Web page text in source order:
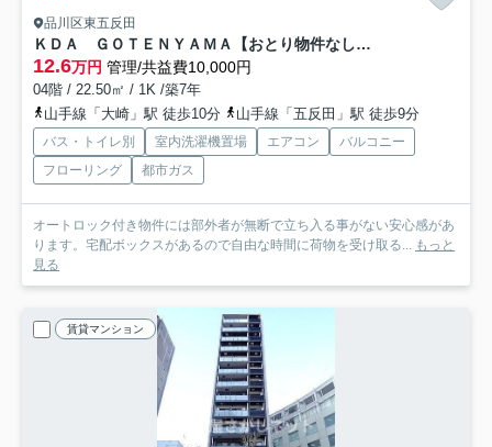
品川区東五反田
ＫＤＡ ＧＯＴＥＮＹＡＭＡ【おとり物件なし】#学生・社会人にオススメ！初期費用分割払いOK！
12.6万円 管理/共益費10,000円
04階 / 22.50㎡ / 1K /築7年
山手線「大崎」駅 徒歩10分
山手線「五反田」駅 徒歩9分
バス・トイレ別 室内洗濯機置場 エアコン
バルコニー
フローリング
都市ガス
オートロック付き物件には部外者が無断で立ち入る事がない安心感があ
ります。宅配ボックスがあるので自由な時間に荷物を受け取る...
もっと
見る
賃貸マンション